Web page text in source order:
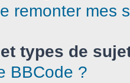
remonter mes
types de
BBCode ?